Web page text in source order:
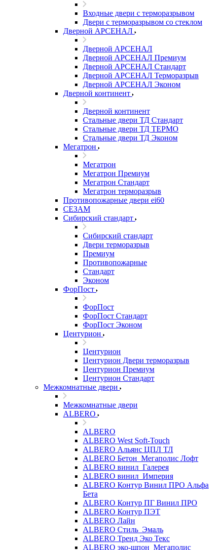
Входные двери с терморазрывом
Двери с терморазрывом со стеклом
Дверной АРСЕНАЛ
Дверной АРСЕНАЛ
Дверной АРСЕНАЛ Премиум
Дверной АРСЕНАЛ Стандарт
Дверной АРСЕНАЛ Терморазрыв
Дверной АРСЕНАЛ Эконом
Дверной континент
Дверной континент
Стальные двери ТД Стандарт
Стальные двери ТД ТЕРМО
Стальные двери ТД Эконом
Мегатрон
Мегатрон
Мегатрон Премиум
Мегатрон Стандарт
Мегатрон терморазрыв
Противопожарные двери ei60
СЕЗАМ
Сибирский стандарт
Сибирский стандарт
Двери терморазрыв
Премиум
Противопожарные
Стандарт
Эконом
ФорПост
ФорПост
ФорПост Стандарт
ФорПост Эконом
Центурион
Центурион
Центурион Двери терморазрыв
Центурион Премиум
Центурион Стандарт
Межкомнатные двери
Межкомнатные двери
ALBERO
ALBERO
ALBERO West Soft-Touch
ALBERO Альянс ЦПЛ ТЛ
ALBERO Бетон_Мегаполис Лофт
ALBERO винил_Галерея
ALBERO винил_Империя
ALBERO Контур Винил ПРО Альфа
Бета
ALBERO Контур ПГ Винил ПРО
ALBERO Контур ПЭТ
ALBERO Лайн
ALBERO Стиль_Эмаль
ALBERO Тренд Эко Текс
ALBERO эко-шпон_Мегаполис